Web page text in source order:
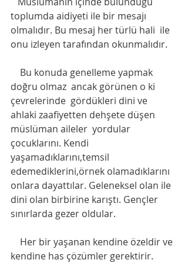
toplumda aidiyeti ile bir mesajı
olmalıdır. Bu mesaj her türlü hali  ile
onu izleyen tarafından okunmalıdır.
doğru olmaz  ancak görünen o ki
çevrelerinde  gördükleri dini ve
ahlaki zaafiyetten dehşete düşen
müslüman aileler  yordular
çocuklarını. Kendi
yaşamadıklarını,temsil
edemediklerini,örnek olamadıklarını
onlara dayattılar. Geleneksel olan ile
dini olan birbirine karıştı. Gençler
sınırlarda gezer oldular.
kendine has çözümler gerektirir.